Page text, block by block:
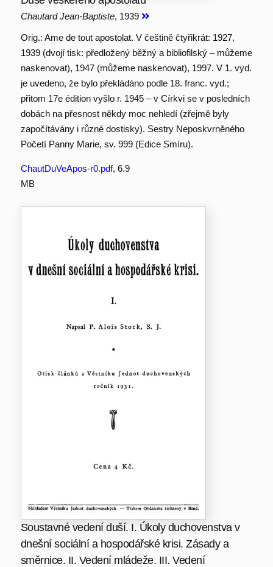
Chautard Jean-Baptiste, 1939
Orig.: Ame de tout apostolat. V češtině čtyřikrát: 1927,
1939 (dvojí tisk: předložený běžný a bibliofilský – můžeme
naskenovat), 1947 (můžeme naskenovat), 1997. V 1. vyd.
je uvedeno, že bylo překládáno podle 18. franc. vyd.;
přitom 17e édition vyšlo r. 1945 – v Církvi se v posledních
dobách na přesnost někdy moc nehledí (zřejmě byly
započítávány i různé dostisky). Sestry Neposkvrněného
Početí Panny Marie, sv. 999 (Edice Smíru).
ChautDuVeApos-r0.pdf, 6.9
MB
Soustavné vedení duší. I. Úkoly duchovenstva v
dnešní sociální a hospodářské krisi. Zásady a
směrnice. II. Vedení mládeže. III. Vedení